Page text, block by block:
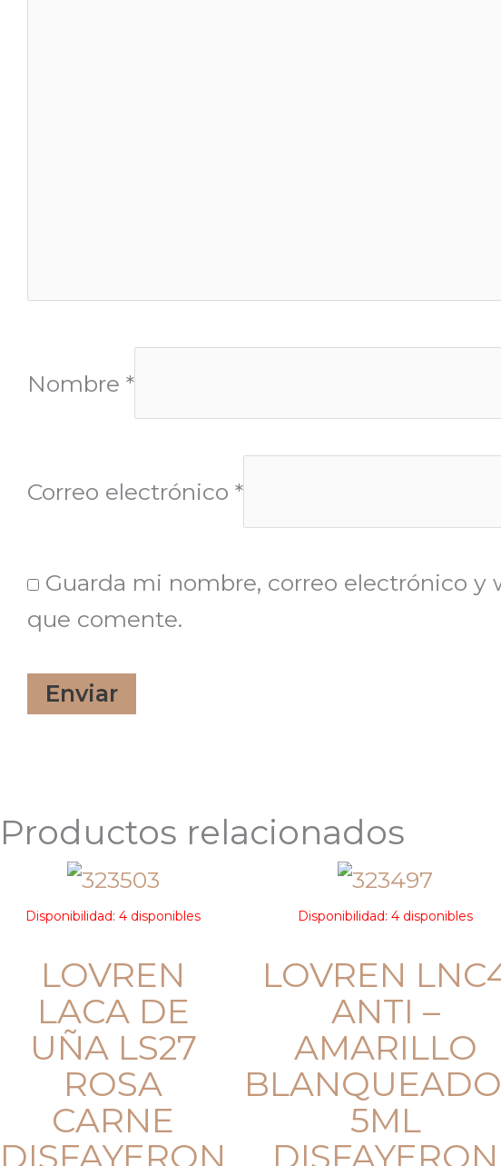
Nombre *
Correo electrónico *
Guarda mi nombre, correo electrónico y
que comente.
Productos relacionados
Disponibilidad: 4 disponibles
LOVREN
LACA DE
UÑA LS27
ROSA
CARNE
DISFAYERON
Disponibilidad: 4 disponibles
LOVREN
ANTI –
AMARILLO
5ML
DISFAYERON